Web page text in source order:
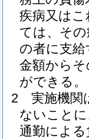
疾病又は
ては、そ
の者に支
金額から
ができる。
2
実施機関
ないこと
通勤によ